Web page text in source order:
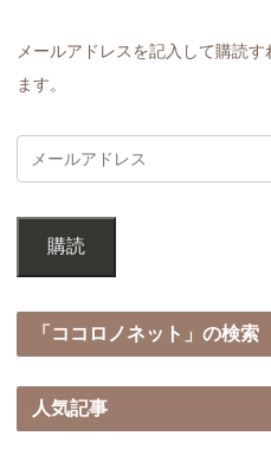
メールアドレスを記入して購読
ます。
購読
「ココロノネット」の検索
人気記事